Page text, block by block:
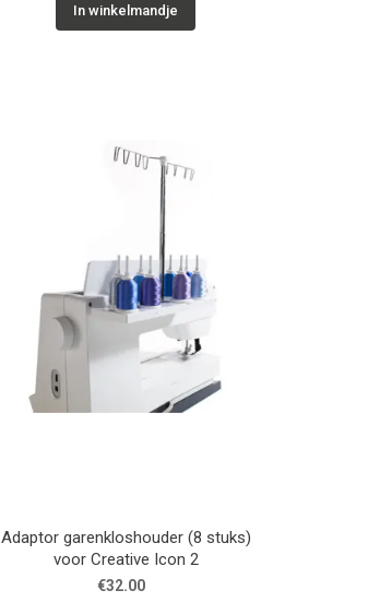
In winkelmandje
Adaptor garenkloshouder (8 stuks)
voor Creative Icon 2
€32.00